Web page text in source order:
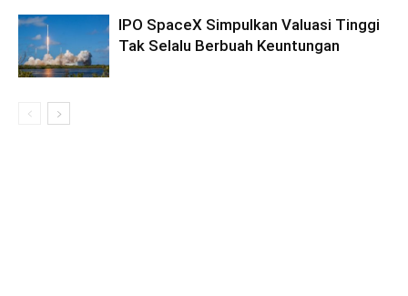
IPO SpaceX Simpulkan Valuasi Tinggi
Tak Selalu Berbuah Keuntungan